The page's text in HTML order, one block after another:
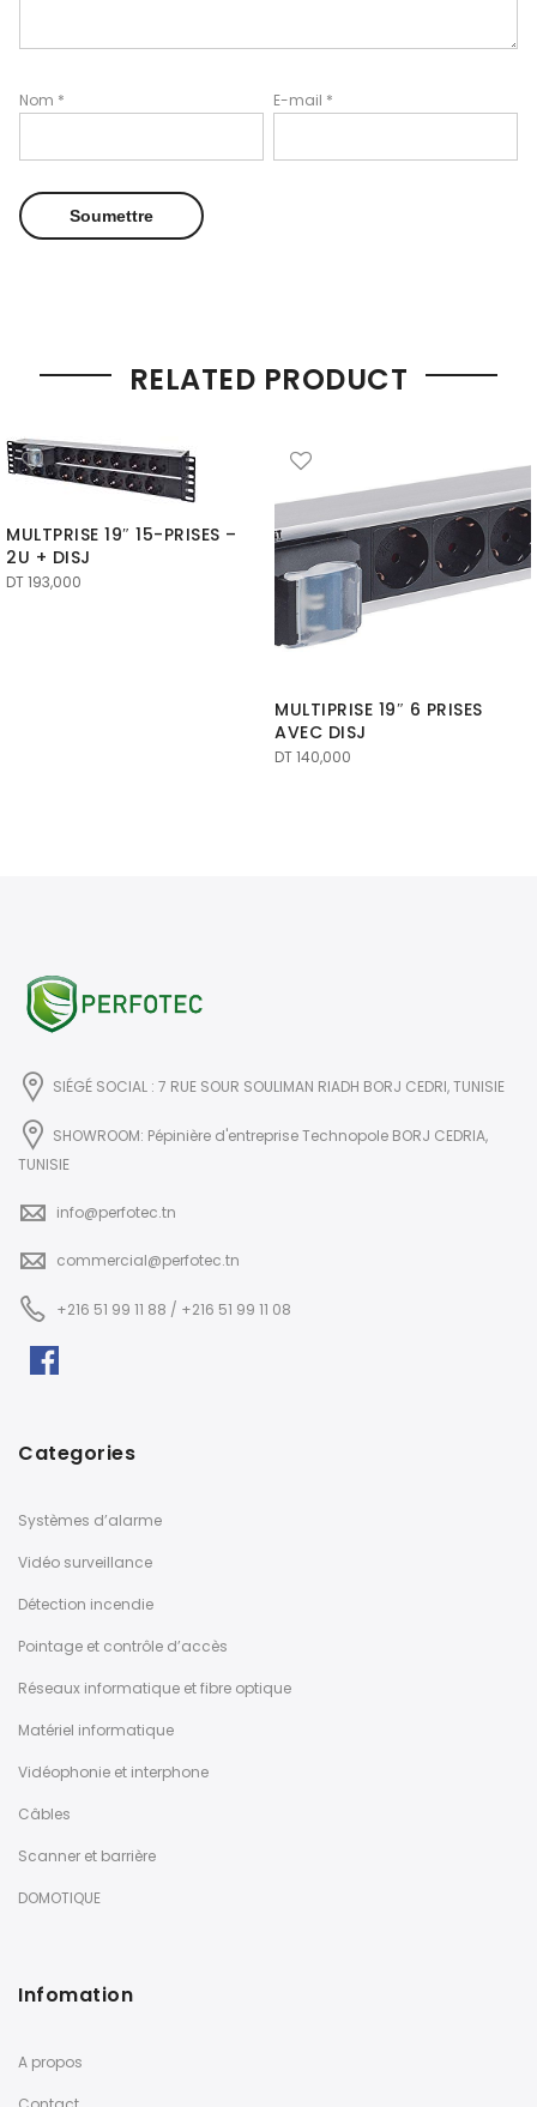
Nom * E-mail *
RELATED PRODUCT
MULTPRISE 19″ 15-PRISES –
2U + DISJ
DT193,000
MULTIPRISE 19″ 6 PRISES
AVEC DISJ
DT140,000
SIÉGÉ SOCIAL : 7 RUE SOUR SOULIMAN RIADH BORJ CEDRI, TUNISIE
SHOWROOM: Pépinière d'entreprise Technopole BORJ CEDRIA,
TUNISIE
info@perfotec.tn
commercial@perfotec.tn
+216 51 99 11 88 / +216 51 99 11 08
Categories
Systèmes d’alarme
Vidéo surveillance
Détection incendie
Pointage et contrôle d’accès
Réseaux informatique et fibre optique
Matériel informatique
Vidéophonie et interphone
Câbles
Scanner et barrière
DOMOTIQUE
Infomation
A propos